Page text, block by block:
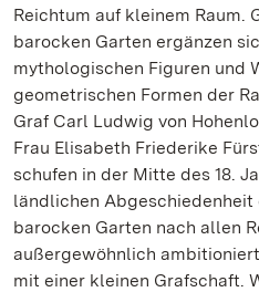
Reichtum auf kleinem Raum.
barocken Garten ergänzen
mythologischen Figuren und
geometrischen Formen der
Graf Carl Ludwig von
Frau Elisabeth Friederike
schufen in der Mitte des 18.
ländlichen Abgeschiedenheit
barocken Garten nach allen
außergewöhnlich
mit einer kleinen Grafschaft.